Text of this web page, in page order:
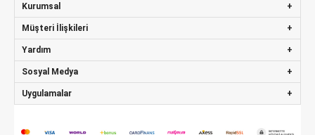
Kurumsal
Müşteri İlişkileri
Yardım
Sosyal Medya
Uygulamalar